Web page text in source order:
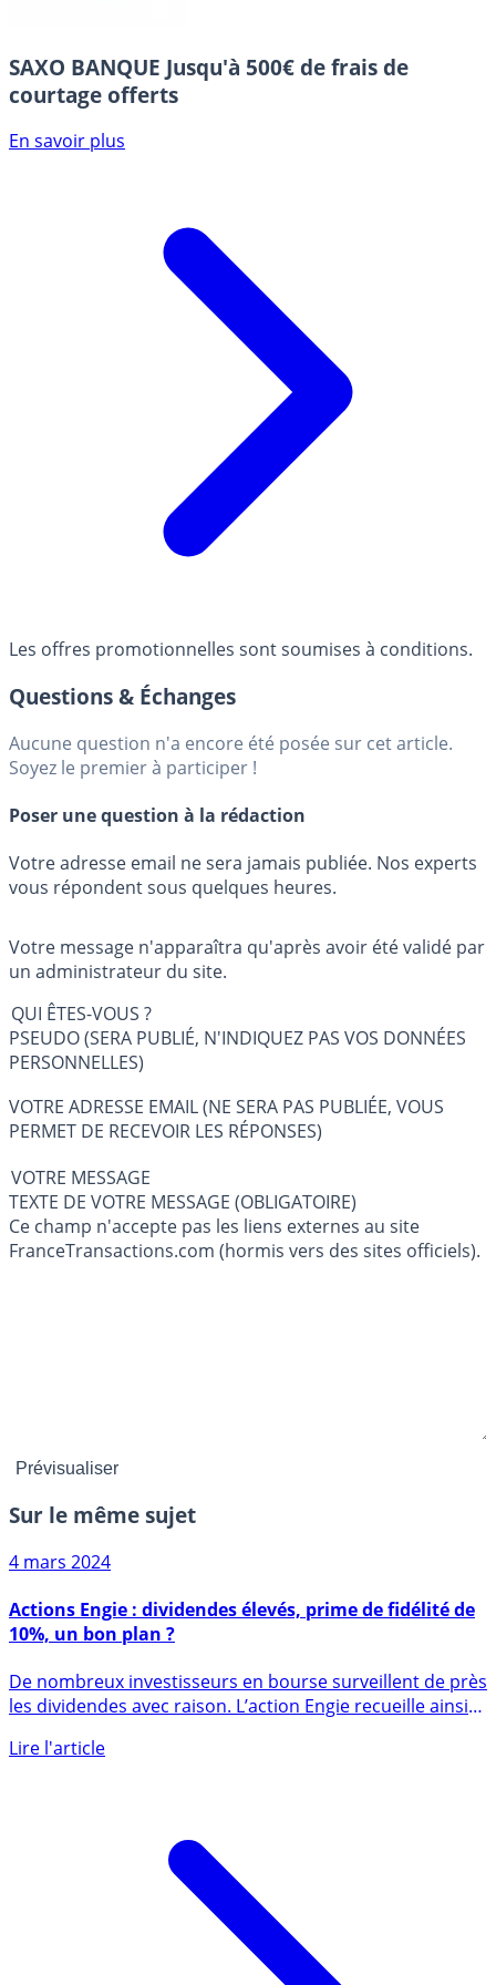
SAXO BANQUE Jusqu'à 500€ de frais de
courtage offerts
En savoir plus
Les offres promotionnelles sont soumises à conditions.
Questions & Échanges
Aucune question n'a encore été posée sur cet article.
Soyez le premier à participer !
Poser une question à la rédaction
Votre adresse email ne sera jamais publiée. Nos experts
vous répondent sous quelques heures.
Votre message n'apparaîtra qu'après avoir été validé par
un administrateur du site.
QUI ÊTES-VOUS ?
PSEUDO (SERA PUBLIÉ, N'INDIQUEZ PAS VOS DONNÉES
PERSONNELLES)
VOTRE ADRESSE EMAIL (NE SERA PAS PUBLIÉE, VOUS
PERMET DE RECEVOIR LES RÉPONSES)
VOTRE MESSAGE
TEXTE DE VOTRE MESSAGE (OBLIGATOIRE)
Ce champ n'accepte pas les liens externes au site
FranceTransactions.com (hormis vers des sites officiels).
Actions Engie : dividendes élevés, prime de fidélité de
De nombreux investisseurs en bourse surveillent de près
les dividendes avec raison. L’action Engie recueille ainsi
de (...)